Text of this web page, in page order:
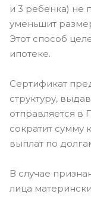
и 3 ребенка) не
уменьшит
Этот способ
ипотеке.
Сертификат
структуру,
отправляется
сократит сумму
выплат по
В случае
лица